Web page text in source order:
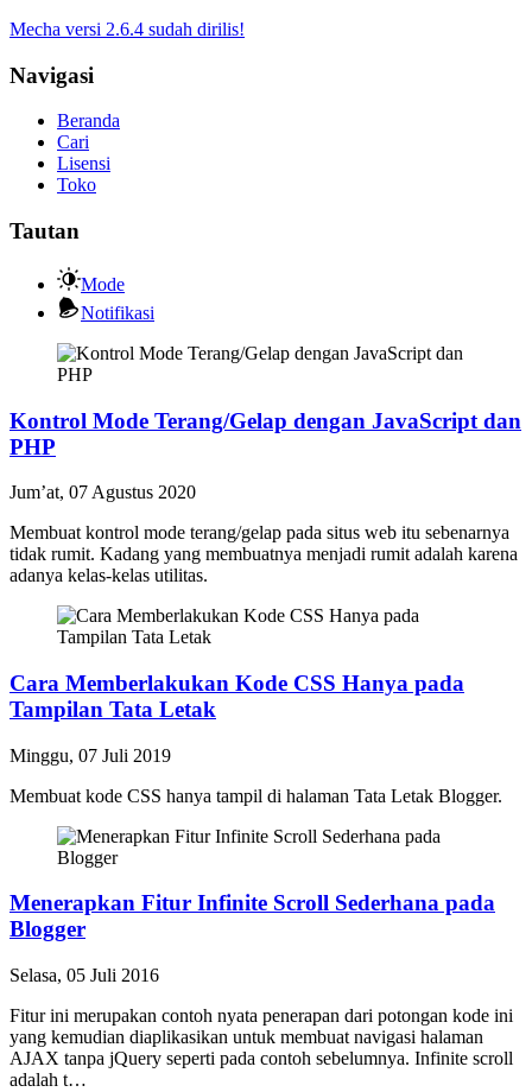
Mecha versi 2.6.4 sudah dirilis!
Navigasi
Beranda
Cari
Lisensi
Toko
Tautan
Mode
Notifikasi
Kontrol Mode Terang/Gelap dengan JavaScript dan
PHP
Jum’at, 07 Agustus 2020
Membuat kontrol mode terang/gelap pada situs web itu sebenarnya
tidak rumit. Kadang yang membuatnya menjadi rumit adalah karena
adanya kelas-kelas utilitas.
Cara Memberlakukan Kode CSS Hanya pada
Tampilan Tata Letak
Minggu, 07 Juli 2019
Membuat kode CSS hanya tampil di halaman Tata Letak Blogger.
Menerapkan Fitur Infinite Scroll Sederhana pada
Blogger
Selasa, 05 Juli 2016
Fitur ini merupakan contoh nyata penerapan dari potongan kode ini
yang kemudian diaplikasikan untuk membuat navigasi halaman
AJAX tanpa jQuery seperti pada contoh sebelumnya. Infinite scroll
adalah t…